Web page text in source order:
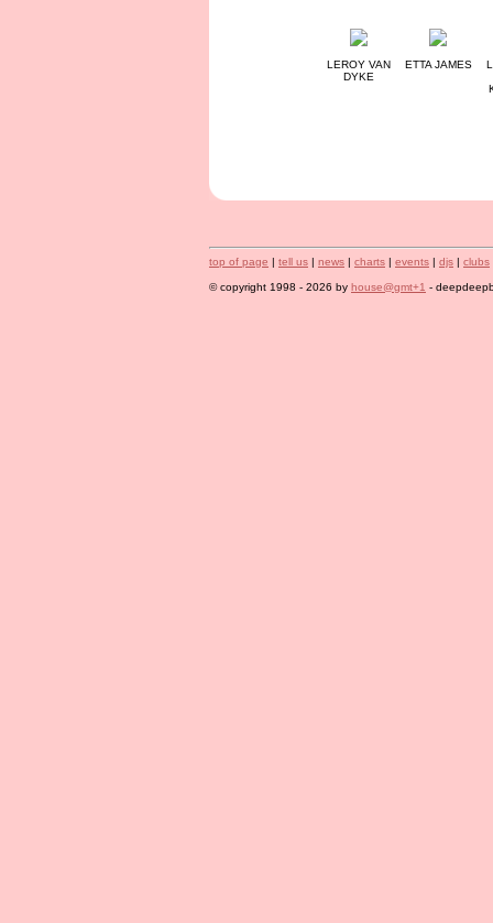
LEROY VAN
DYKE
ETTA JAMES
top of page | tell us | news | charts | events | djs | clubs
© copyright 1998 - 2026 by house@gmt+1 -